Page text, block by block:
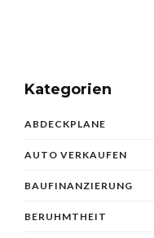
Kategorien
ABDECKPLANE
AUTO VERKAUFEN
BAUFINANZIERUNG
BERUHMTHEIT